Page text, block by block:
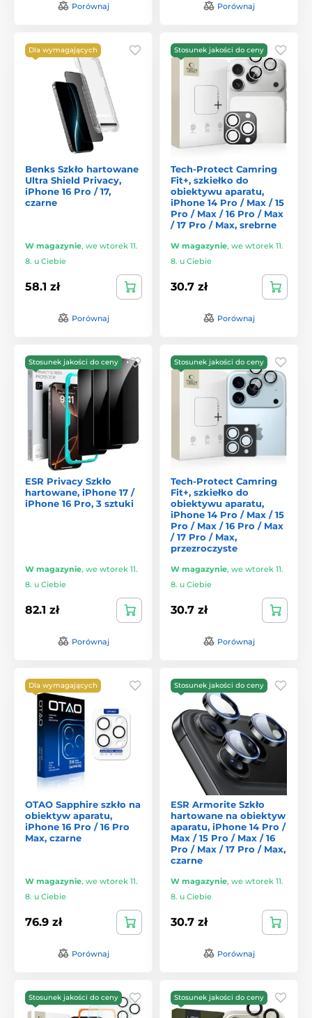
Porównaj Porównaj
Dla wymagających
Benks Szkło hartowane
Ultra Shield Privacy,
iPhone 16 Pro / 17,
czarne
W magazynie, we wtorek 11.
8. u Ciebie
58.1 zł
Porównaj
Stosunek jakości do ceny
Tech-Protect Camring
Fit+, szkiełko do
obiektywu aparatu,
iPhone 14 Pro / Max / 15
Pro / Max / 16 Pro / Max
/ 17 Pro / Max, srebrne
W magazynie, we wtorek 11.
8. u Ciebie
30.7 zł
Porównaj
Stosunek jakości do ceny
ESR Privacy Szkło
hartowane, iPhone 17 /
iPhone 16 Pro, 3 sztuki
W magazynie, we wtorek 11.
8. u Ciebie
82.1 zł
Porównaj
Stosunek jakości do ceny
Tech-Protect Camring
Fit+, szkiełko do
obiektywu aparatu,
iPhone 14 Pro / Max / 15
Pro / Max / 16 Pro / Max
/ 17 Pro / Max,
przezroczyste
W magazynie, we wtorek 11.
8. u Ciebie
30.7 zł
Porównaj
Dla wymagających
OTAO Sapphire szkło na
obiektyw aparatu,
iPhone 16 Pro / 16 Pro
Max, czarne
W magazynie, we wtorek 11.
8. u Ciebie
76.9 zł
Porównaj
Stosunek jakości do ceny
ESR Armorite Szkło
hartowane na obiektyw
aparatu, iPhone 14 Pro /
Max / 15 Pro / Max / 16
Pro / Max / 17 Pro / Max,
czarne
W magazynie, we wtorek 11.
8. u Ciebie
30.7 zł
Porównaj
Stosunek jakości do ceny Stosunek jakości do ceny